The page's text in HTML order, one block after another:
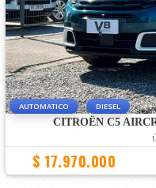
AUTOMATICO DIESEL
CITROËN C5
$ 17.970.000